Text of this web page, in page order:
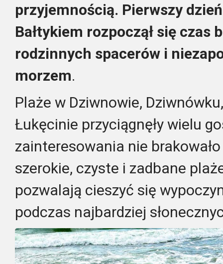
przyjemnością. Pierwszy
Bałtykiem rozpoczął się czas
rodzinnych spacerów i
morzem.
Plaże w Dziwnowie,
Łukęcinie przyciągnęły wielu
zainteresowania nie
szerokie, czyste i zadbane
pozwalają cieszyć się
podczas najbardziej